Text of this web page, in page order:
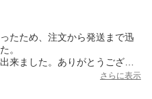
たため、注文から発送まで迅
。
来ました。ありがとうござい
さらに表示